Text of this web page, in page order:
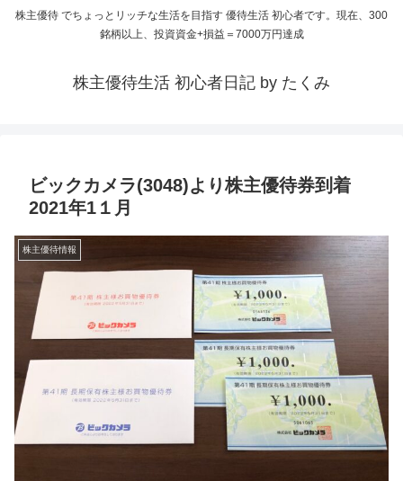
株主優待 でちょっとリッチな生活を目指す 優待生活 初心者です。現在、300
銘柄以上、投資資金+損益＝7000万円達成
株主優待生活 初心者日記 by たくみ
ビックカメラ(3048)より株主優待券到着
2021年1１月
株主優待情報